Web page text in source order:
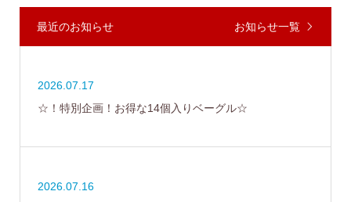
最近のお知らせ お知らせ一覧
2026.07.17
☆！特別企画！お得な14個入りベーグル☆
2026.07.16